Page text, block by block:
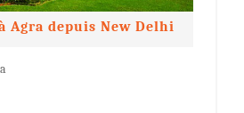
Agra depuis New Delhi